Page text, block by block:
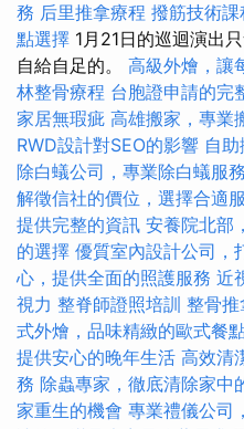
務 后里推拿療程 撥筋技術課
點選擇 1月21日的巡迴演出
自給自足的。 高級外燴，讓
林整骨療程 台胞證申請的完
家居無瑕疵 高雄搬家，專業
RWD設計對SEO的影響 自
除白蟻公司，專業除白蟻服
解徵信社的價位，選擇合適
提供完整的資訊 安養院北部
的選擇 優質室內設計公司，
心，提供全面的照護服務 近
視力 整脊師證照培訓 整骨推
式外燴，品味精緻的歐式餐
提供安心的晚年生活 高效清
務 除蟲專家，徹底清除家中
家重生的機會 專業禮儀公司